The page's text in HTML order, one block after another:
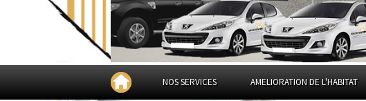
NOS SERVICES AMELIORATION DE L'HABITAT